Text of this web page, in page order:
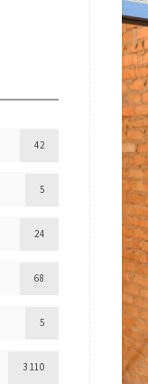
42
5
24
68
5
3 110